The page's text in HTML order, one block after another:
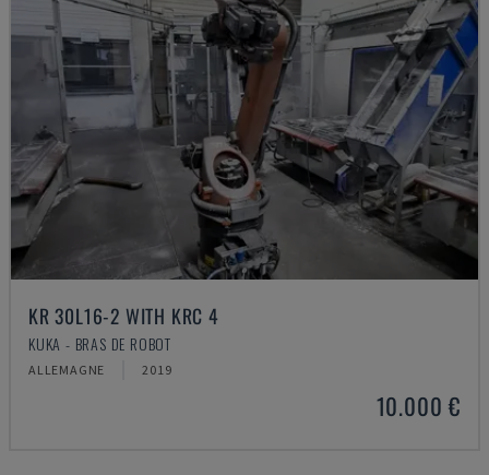
KR 30L16-2 WITH KRC 4
KUKA - BRAS DE ROBOT
ALLEMAGNE 2019
10.000 €